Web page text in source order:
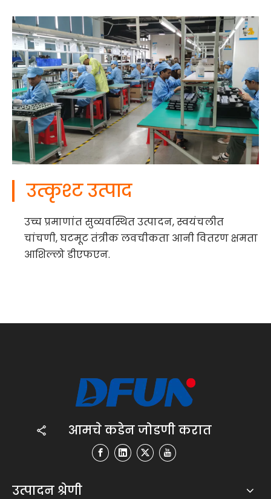
उत्कृश्ट उत्पाद
उच्च प्रमाणांत सुव्यवस्थित उत्पादन, स्वयंचलीत
चांचणी, घटमूट तंत्रीक लवचीकता आनी वितरण क्षमता
आशिल्लो डीएफएन.
आमचे कडेन जोडणी करात
उत्पादन श्रेणी